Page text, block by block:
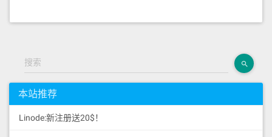
搜索
本站推荐
Linode:新注册送20$！